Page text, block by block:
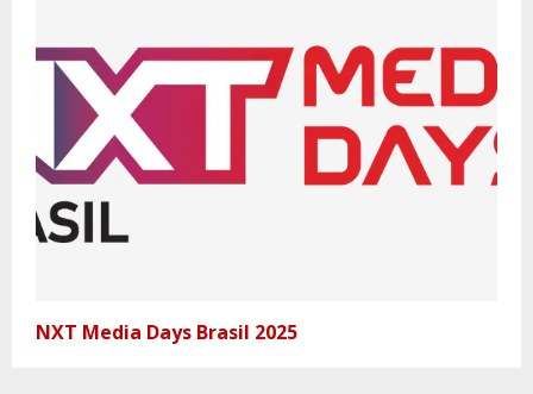
NXT Media Days Brasil 2025